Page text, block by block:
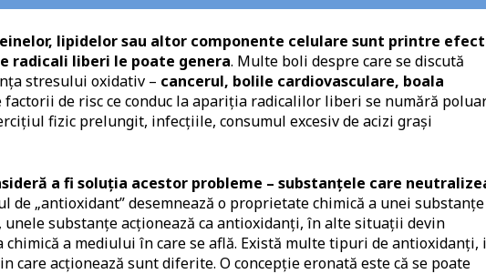
lipidelor sau altor componente celulare sunt printre
radicali liberi le poate genera. Multe boli despre care se discută
stresului oxidativ – cancerul, bolile cardiovasculare, boala
factorii de risc ce conduc la apariția radicalilor liberi se numără
fizic prelungit, infecțiile, consumul excesiv de acizi grași
a fi soluția acestor probleme – substanțele care
de „antioxidant” desemnează o proprietate chimică a unei
substanțe acționează ca antioxidanți, în alte situații devin
a mediului în care se află. Există multe tipuri de antioxidanți,
care acționează sunt diferite. O concepție eronată este că se poate